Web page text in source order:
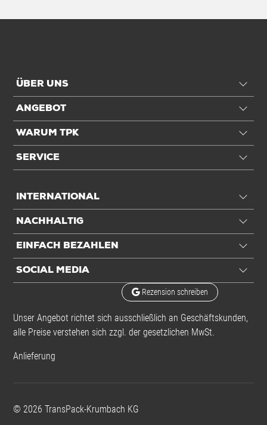
ÜBER UNS
ANGEBOT
WARUM TPK
SERVICE
INTERNATIONAL
NACHHALTIG
EINFACH BEZAHLEN
SOCIAL MEDIA
Rezension schreiben
Unser Angebot richtet sich ausschließlich an Geschäftskunden,
alle Preise verstehen sich zzgl. der gesetzlichen MwSt.
Anlieferung
© 2026 TransPack-Krumbach KG